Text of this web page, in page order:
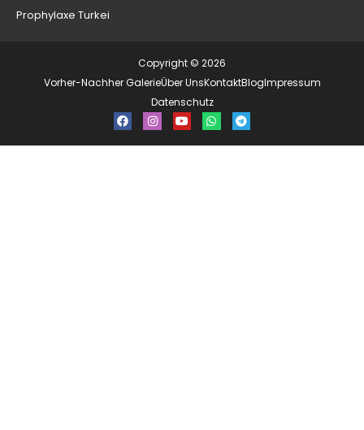
Prophylaxe Turkei
Copyright © 2026
Vorher-Nachher GalerieÜber UnsKontaktBlogImpressum
Datenschutz